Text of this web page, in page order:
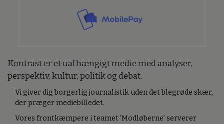
Kontrast er et uafhængigt medie med analyser,
perspektiv, kultur, politik og debat.
Vi giver dig borgerlig journalistik uden det blegrøde skær,
der præger mediebilledet.
Vores frontkæmpere i teamet ’Modløberne’ serverer